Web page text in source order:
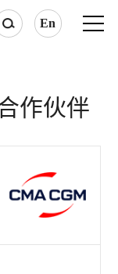
En
作伙伴